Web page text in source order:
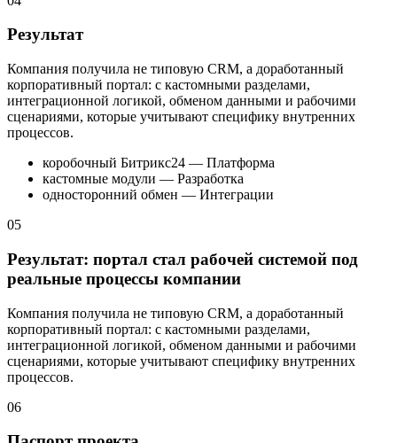
Результат
Компания получила не типовую CRM, а доработанный
корпоративный портал: с кастомными разделами,
интеграционной логикой, обменом данными и рабочими
сценариями, которые учитывают специфику внутренних
процессов.
коробочный Битрикс24 — Платформа
кастомные модули — Разработка
односторонний обмен — Интеграции
05
Результат: портал стал рабочей системой под
реальные процессы компании
Компания получила не типовую CRM, а доработанный
корпоративный портал: с кастомными разделами,
интеграционной логикой, обменом данными и рабочими
сценариями, которые учитывают специфику внутренних
процессов.
06